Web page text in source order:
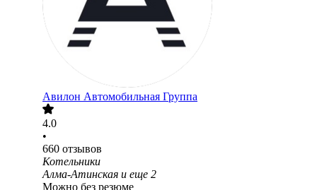
Авилон Автомобильная Группа
4.0
•
660 отзывов
Котельники
Алма-Атинская и еще 2
Можно без резюме